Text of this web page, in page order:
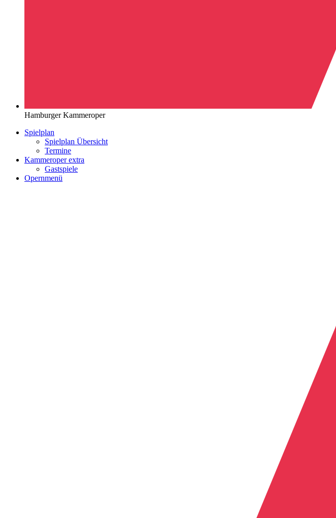
Hamburger Kammeroper
Spielplan
Spielplan Übersicht
Termine
Kammeroper extra
Gastspiele
Opernmenü